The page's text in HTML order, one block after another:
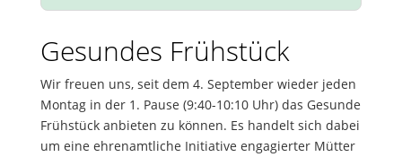
Gesundes Frühstück
Wir freuen uns, seit dem 4. September wieder jeden
Montag in der 1. Pause (9:40-10:10 Uhr) das Gesunde
Frühstück anbieten zu können. Es handelt sich dabei
um eine ehrenamtliche Initiative engagierter Mütter